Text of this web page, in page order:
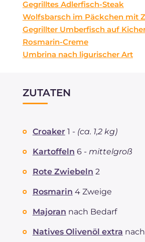
Gegrilltes Adlerfisch-Steak
Wolfsbarsch im Päckchen mit
Gegrillter Umberfisch auf
Rosmarin-Creme
Umbrina nach ligurischer Art
ZUTATEN
Croaker 1 - (ca. 1,2 kg)
Kartoffeln 6 - mittelgroß
Rote Zwiebeln 2
Rosmarin 4 Zweige
Majoran nach Bedarf
Natives Olivenöl extra